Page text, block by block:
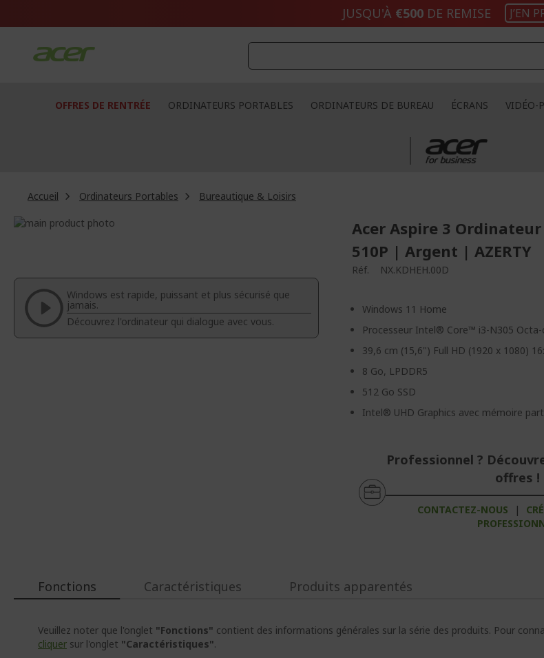
JUSQU'À €500 DE REMISE J’EN
OFFRES DE RENTRÉE ORDINATEURS PORTABLES ORDINATEURS DE BUREAU ÉCRANS VIDÉO-
Accueil Ordinateurs Portables
Bureautique & Loisirs
Passer
de
galerie
d’images
de
Galerie
d’images
Windows est rapide, puissant et plus sécurisé que
jamais.
Découvrez l'ordinateur qui dialogue avec vous.
Acer Aspire 3
510P | Argent | AZERTY
Réf. NX.KDHEH.00D
Windows 11 Home
Processeur Intel® Core™ i3-N305
39,6 cm (15,6") Full HD (1920 x 1080)
8 Go, LPDDR5
512 Go SSD
Intel® UHD Graphics avec mémoire
Professionnel ?
offres !
CONTACTEZ-NOUS |
Fonctions
Veuillez noter que l'onglet "Fonctions" contient des informations générales sur la série des produits. Pour
cliquer sur l'onglet "Caractéristiques".
Caractéristiques Produits apparentés